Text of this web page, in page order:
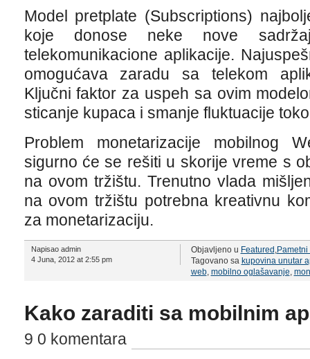
Model pretplate (Subscriptions)
koje donose neke nove
telekomunikacione aplikacije.
omogućava zaradu sa telekom
Ključni faktor za uspeh sa ovim
sticanje kupaca i smanje fluktuacije
Problem monetarizacije mobilnog
sigurno će se rešiti u skorije vreme s
na ovom tržištu. Trenutno vlada
na ovom tržištu potrebna kreativnu
za monetarizaciju.
Napisao admin
4 Juna, 2012 at 2:55 pm
Objavljeno u Featured ,Pametni
Tagovano sa kupovina unutar
web, mobilno oglašavanje,
Kako zaraditi sa mobilnim
9 0 komentara